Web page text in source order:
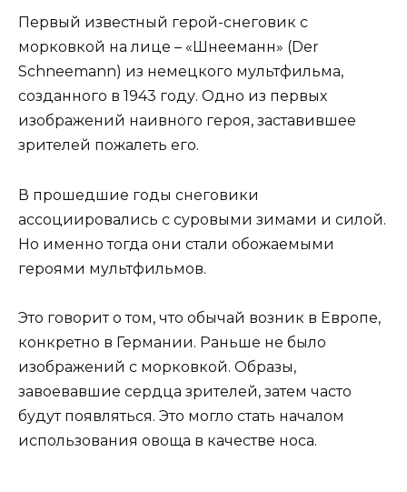
Первый известный герой-снеговик с
морковкой на лице – «Шнееманн» (Der
Schneemann) из немецкого мультфильма,
созданного в 1943 году. Одно из первых
изображений наивного героя, заставившее
зрителей пожалеть его.
В прошедшие годы снеговики
ассоциировались с суровыми зимами и силой.
Но именно тогда они стали обожаемыми
героями мультфильмов.
Это говорит о том, что обычай возник в Европе,
конкретно в Германии. Раньше не было
изображений с морковкой. Образы,
завоевавшие сердца зрителей, затем часто
будут появляться. Это могло стать началом
использования овоща в качестве носа.